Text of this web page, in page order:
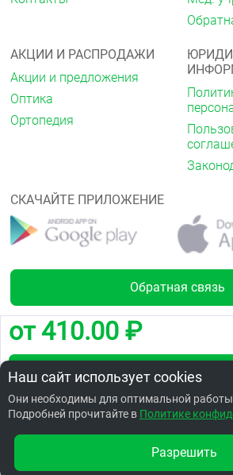
от 410.00 ₽
Забронировать по адресу 24я
Заказать в интернет аптеке по
Другие аптеки
АКЦИИ И РАСПРОДАЖИ
Акции и предложения
Оптика
Ортопедия
СКАЧАЙТЕ ПРИЛОЖЕНИЕ
Обратная связь
Лицензии
Наш сайт использует cookies
Они необходимы для оптимальной работы
Подробней прочитайте в Политике
Разрешить